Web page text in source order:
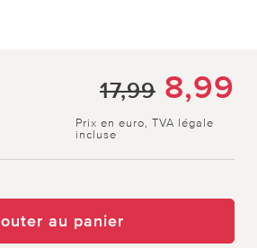
17,99 8,99
Prix en euro, TVA légale
incluse
au panier